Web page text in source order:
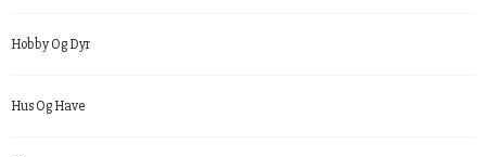
Hobby Og Dyr
Hus Og Have